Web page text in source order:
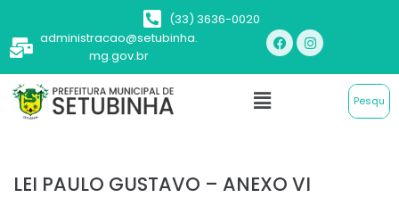
(33) 3636-0020
administracao@setubinha.
mg.gov.br
LEI PAULO GUSTAVO – ANEXO VI